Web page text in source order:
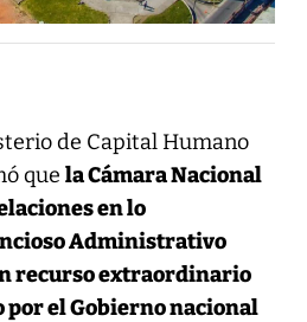
de Capital Humano
que la Cámara Nacional
en lo
Administrativo
recurso extraordinario
el Gobierno nacional